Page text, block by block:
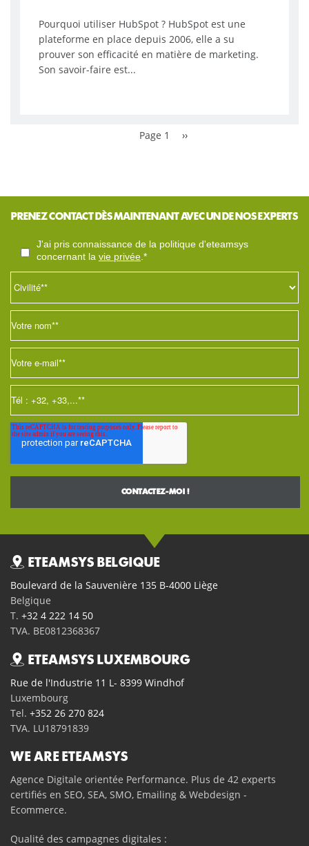
Pourquoi utiliser HubSpot ? HubSpot est une
plateforme en place depuis 2006, elle a su
prouver son efficacité en matière de marketing.
Son savoir-faire est...
Page 1 ››
PRENEZ CONTACT DÈS MAINTENANT AVEC UN DE NOS EXPERTS
j'ai pris connaissance de la politique d'eteamsys
concernant la vie privée .*
ETEAMSYS BELGIQUE
Boulevard de la Sauvenière 135 B-4000 Liège
Belgique
T. +32 4 222 14 50
TVA. BE0812368367
ETEAMSYS LUXEMBOURG
Rue de l'Industrie 11 L- 8399 Windhof
Luxembourg
Tel. +352 26 270 824
TVA. LU18791839
WE ARE ETEAMSYS
Agence Digitale orientée Performance. Plus de 42 experts
certifiés en SEO, SEA, SMO, Emailing & Webdesign -
Ecommerce.
Qualité des campagnes digitales :